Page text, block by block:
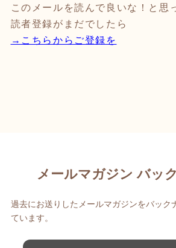
このメールを読んで良いな！と思
読者登録がまだでしたら
→こちらからご登録を
メールマガジン バッ
過去にお送りしたメールマガジンをバック
ています。